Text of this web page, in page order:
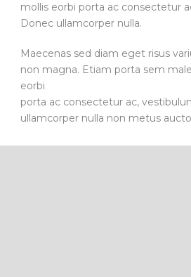
mollis eorbi porta ac consectetur
Donec ullamcorper nulla.
Maecenas sed diam eget risus
non magna. Etiam porta sem
eorbi
porta ac consectetur ac,
ullamcorper nulla non metus